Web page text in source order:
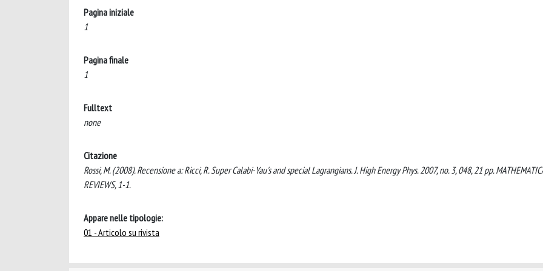
Pagina iniziale
1
Pagina finale
1
Fulltext
none
Citazione
Rossi, M. (2008). Recensione a: Ricci, R. Super Calabi-Yau's and special Lagrangians. J. High Energy Phys. 2007, no. 3, 048, 21 pp.
REVIEWS, 1-1.
Appare nelle tipologie:
01 - Articolo su rivista